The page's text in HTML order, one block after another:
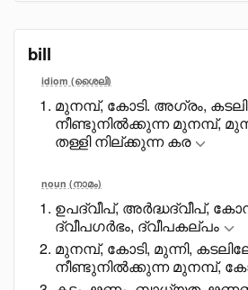
bill
idiom (ശൈലി)
മുനമ്പ്, കോടി. അഗ്രം,
നീണ്ടുനിൽക്കുന്ന മുനമ്പ്,
തള്ളി നില്ക്കുന്ന കര
noun (നാമം)
ഉപദ്വീപ്, അർദ്ധദ്വീപ്,
ദ്വീപഗർഭം, ദ്വീപകല്പം
മുനമ്പ്, കോടി, മുന്നി,
നീണ്ടുനിൽക്കുന്ന മുനമ്പ്,